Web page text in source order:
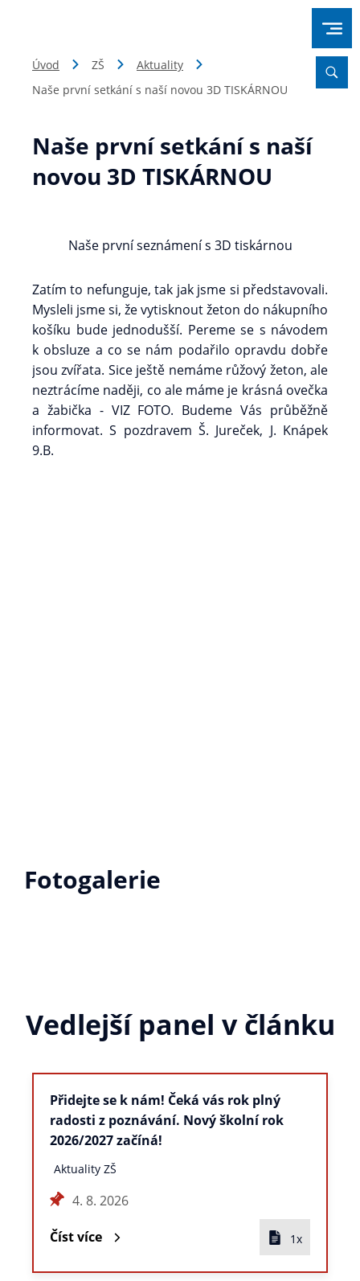
Úvod ZŠ
Aktuality
Naše první setkání s naší novou 3D TISKÁRNOU
Naše první setkání s naší
novou 3D TISKÁRNOU
Naše první seznámení s 3D tiskárnou
Zatím to nefunguje, tak jak jsme si představovali.
Mysleli jsme si, že vytisknout žeton do nákupního
košíku bude jednodušší. Pereme se s návodem
k obsluze a co se nám podařilo opravdu dobře
jsou zvířata. Sice ještě nemáme růžový žeton, ale
neztrácíme naději, co ale máme je krásná ovečka
a žabička - VIZ FOTO. Budeme Vás průběžně
informovat. S pozdravem Š. Jureček, J. Knápek
9.B.
Fotogalerie
Vedlejší panel v článku
Přidejte se k nám! Čeká vás rok plný
radosti z poznávání. Nový školní rok
2026/2027 začíná!
Aktuality ZŠ
4. 8. 2026
Číst více 1x